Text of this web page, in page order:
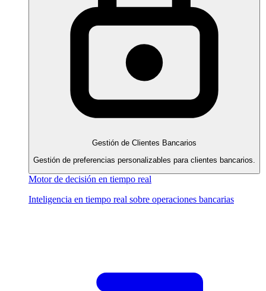
Gestión de Clientes Bancarios
Gestión de preferencias personalizables para clientes bancarios.
Motor de decisión en tiempo real
Inteligencia en tiempo real sobre operaciones bancarias